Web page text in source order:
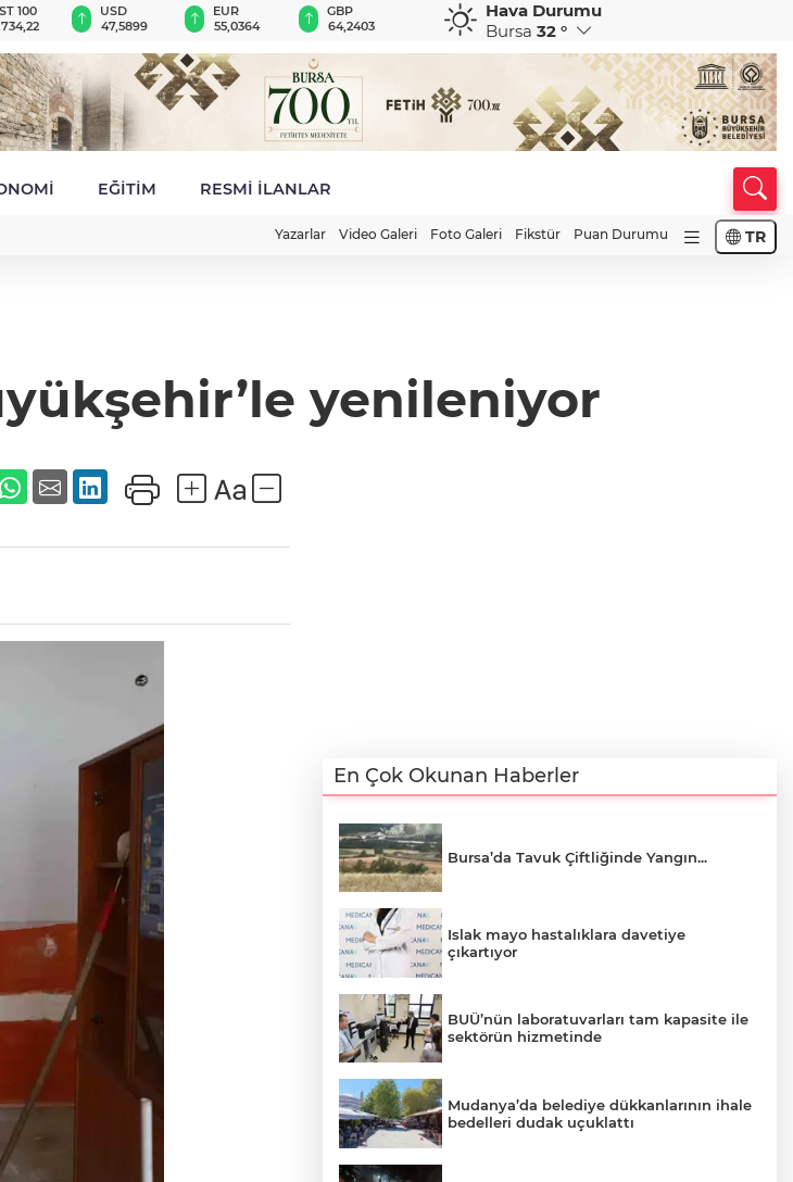
100
USD
47,5899
EUR
55,0364
GBP
64,2403
CHF
58,7530
CAD
33,9613
Hava Durumu
Bursa 32 °
EĞİTİM RESMİ İLANLAR
Yazarlar Video Galeri Foto Galeri Fikstür Puan Durumu TR
yenileniyor
En Çok Okunan Haberler
Bursa’da Tavuk Çiftliğinde Yangın...
Islak mayo hastalıklara davetiye
çıkartıyor
BUÜ’nün laboratuvarları tam kapasite ile
sektörün hizmetinde
Mudanya’da belediye dükkanlarının ihale
bedelleri dudak uçuklattı